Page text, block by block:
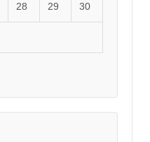
28 29 30